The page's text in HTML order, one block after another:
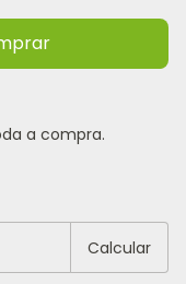
a compra.
Calcular